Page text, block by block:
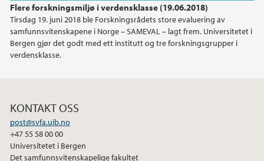
Flere forskningsmiljø i verdensklasse (19.06.2018)
Tirsdag 19. juni 2018 ble Forskningsrådets store evaluering av
samfunnsvitenskapene i Norge – SAMEVAL – lagt frem. Universitetet i
Bergen gjør det godt med ett institutt og tre forskningsgrupper i
verdensklasse.
KONTAKT OSS
post@svfa.uib.no
+47 55 58 00 00
Universitetet i Bergen
Det samfunnsvitenskapelige fakultet